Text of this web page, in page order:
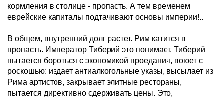
кормления в столице - пропасть. А тем временем
еврейские капиталы подтачивают основы империи!..
В общем, внутренний долг растет. Рим катится в
пропасть. Император Тиберий это понимает. Тиберий
пытается бороться с экономикой проедания, воюет с
роскошью: издает антиалкогольные указы, высылает из
Рима артистов, закрывает элитные рестораны,
пытается директивно сдерживать цены. Это,